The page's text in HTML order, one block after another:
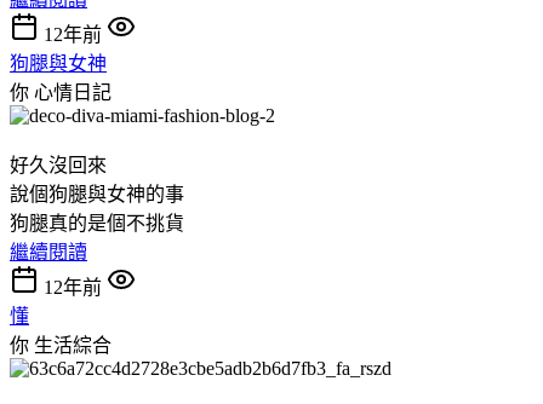
12年前
狗腿與女神
你 心情日記
好久沒回來
說個狗腿與女神的事
狗腿真的是個不挑貨
繼續閱讀
12年前
懂
你 生活綜合